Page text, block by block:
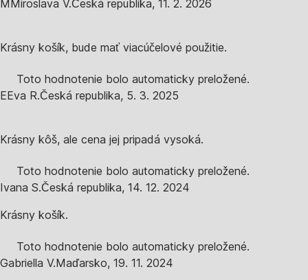
M Miroslava V.Česká republika, 11. 2. 2026
Krásny košík, bude mať viacúčelové použitie.
Toto hodnotenie bolo automaticky preložené.
EEva R.Česká republika, 5. 3. 2025
Krásny kôš, ale cena jej pripadá vysoká.
Toto hodnotenie bolo automaticky preložené.
Ivana S.Česká republika, 14. 12. 2024
Krásny košík.
Toto hodnotenie bolo automaticky preložené.
Gabriella V.Maďarsko, 19. 11. 2024